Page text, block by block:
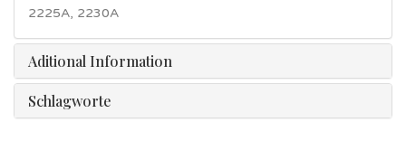
2225A, 2230A
Aditional Information
Schlagworte